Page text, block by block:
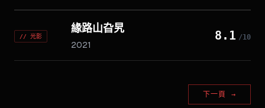
// 光影
緣路山旮旯
2021
8.1 /10
下一頁 →